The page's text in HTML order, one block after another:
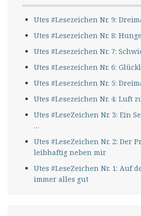
Utes #Lesezeichen Nr. 9:
Utes #Lesezeichen Nr. 8:
Utes #Lesezeichen Nr. 7:
Utes #Lesezeichen Nr. 6:
Utes #Lesezeichen Nr. 5:
Utes #Lesezeichen Nr. 4: Luft
Utes #LeseZeichen Nr. 3: Ein
…
Utes #LeseZeichen Nr. 2: Der
leibhaftig neben mir
Utes #LeseZeichen Nr. 1: Auf
immer alles gut